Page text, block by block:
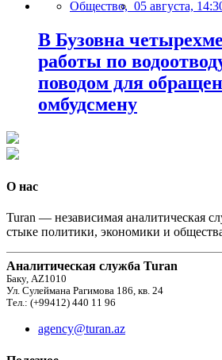
Общество, 05 августа,
В Бузовна
работы по
поводом для
омбудсмену
О нас
Turan — независимая аналитическая
стыке политики, экономики и
Аналитическая служба Turan
Баку, AZ1010
Ул. Сулеймана Рагимова 186, кв. 24
Тел.: (+99412) 440 11 96
agency@turan.az